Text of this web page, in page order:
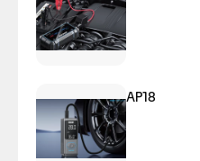
AP18